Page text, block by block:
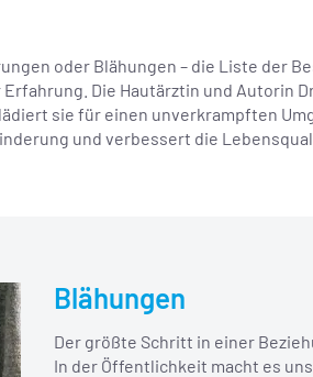
oder Blähungen – die Liste der
Die Hautärztin und Autorin
sie für einen unverkrampften
und verbessert die
Blähungen
Der größte Schritt in einer
In der Öffentlichkeit macht es